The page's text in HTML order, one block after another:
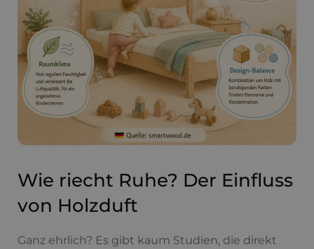
Wie riecht Ruhe? Der Einfluss
von Holzduft
Ganz ehrlich? Es gibt kaum Studien, die direkt